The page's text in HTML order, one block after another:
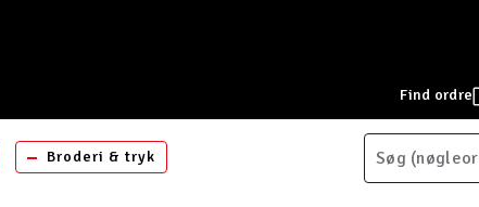
Find ordre
Broderi & tryk